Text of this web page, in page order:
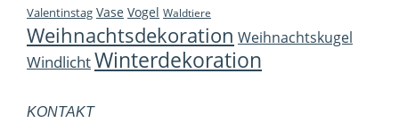
Valentinstag Vase Vogel Waldtiere
Weihnachtsdekoration Weihnachtskugel
WindlichtWinterdekoration
KONTAKT